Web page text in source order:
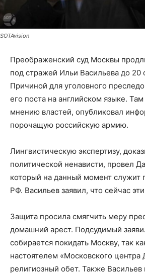
SOTAvision
Преображенский суд Москвы
под стражей Ильи Васильева до 20
Причиной для уголовного
его поста на английском языке.
мнению властей, опубликовал
порочащую российскую армию.
Лингвистическую экспертизу,
политической ненависти, провел
который на данный момент служит
РФ. Васильев заявил, что сейчас
Защита просила смягчить меру
домашний арест. Подсудимый
собирается покидать Москву, так
настоятелем «Московского
религиозный обет. Также Васильев